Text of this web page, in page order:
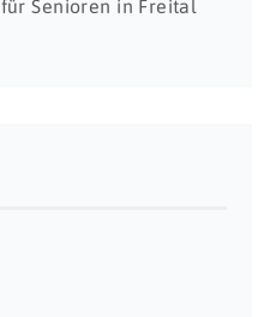
Senioren in Freital